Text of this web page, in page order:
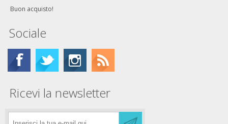
Buon acquisto!
Sociale
Ricevi la newsletter